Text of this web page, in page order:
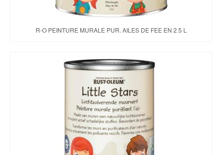
R-O PEINTURE MURALE PUR. AILES DE FEE EN 2.5 L